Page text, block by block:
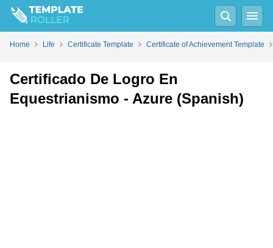
FillPDFOnline Word
Home Life Certificate Template Certificate of Achievement Template
Certificado De Logro En
Equestrianismo - Azure (Spanish)